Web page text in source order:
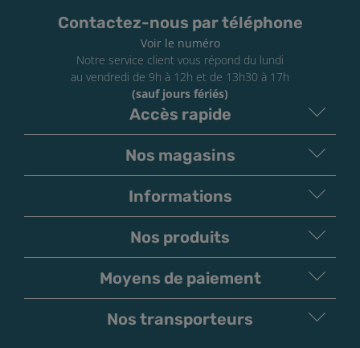
Contactez-nous par téléphone
Voir le numéro
Notre service client vous répond du lundi
au vendredi de 9h à 12h et de 13h30 à 17h
(sauf jours fériés)
Accès rapide
Nos magasins
Informations
Nos produits
Moyens de paiement
Nos transporteurs